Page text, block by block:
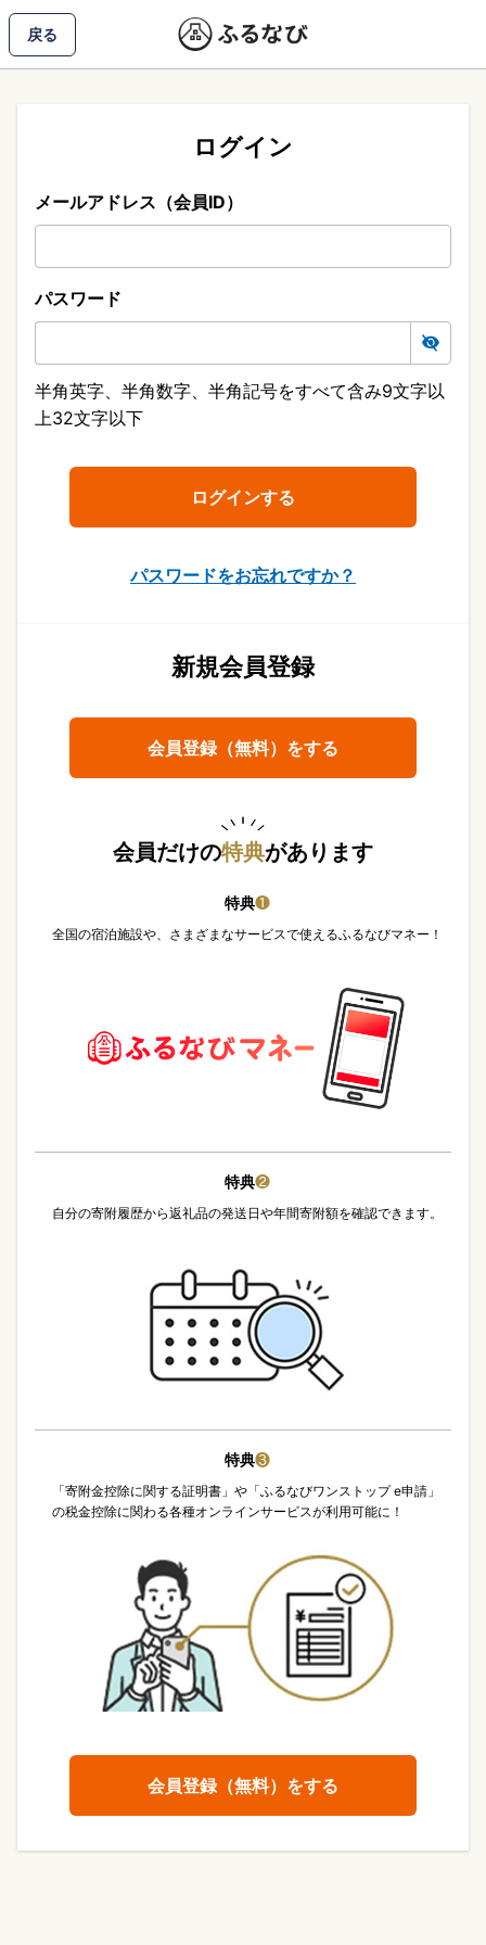
戻る
ログイン
メールアドレス（会員ID）
パスワード
半角英字、半角数字、半角記号をすべて含み9文字以
上32文字以下
パスワードをお忘れですか？
新規会員登録
会員登録（無料）をする
会員だけの特典があります
特典❶
全国の宿泊施設や、さまざまなサービスで使えるふるなびマネー！
特典❷
自分の寄附履歴から返礼品の発送日や年間寄附額を確認できます。
特典❸
「寄附金控除に関する証明書」や「ふるなびワンストップ e申請」
の税金控除に関わる各種オンラインサービスが利用可能に！
会員登録（無料）をする